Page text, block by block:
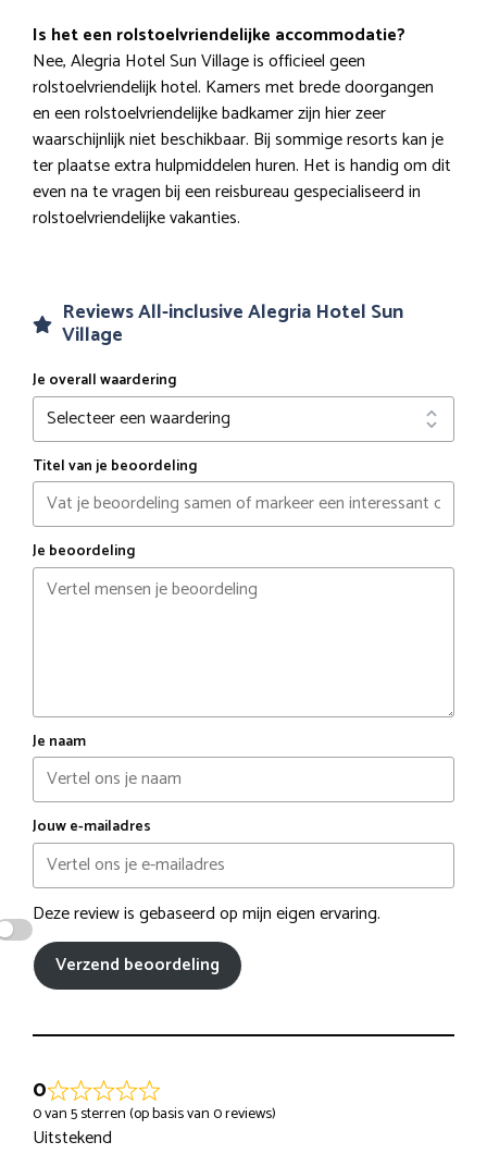
Is het een rolstoelvriendelijke accommodatie?
Nee, Alegria Hotel Sun Village is officieel geen
rolstoelvriendelijk hotel. Kamers met brede doorgangen
en een rolstoelvriendelijke badkamer zijn hier zeer
waarschijnlijk niet beschikbaar. Bij sommige resorts kan je
ter plaatse extra hulpmiddelen huren. Het is handig om dit
even na te vragen bij een reisbureau gespecialiseerd in
rolstoelvriendelijke vakanties.
Reviews All-inclusive Alegria Hotel Sun
Village
Je overall waardering
Titel van je beoordeling
Je beoordeling
Je naam
Jouw e-mailadres
Deze review is gebaseerd op mijn eigen ervaring.
Verzend beoordeling
0
0 van 5 sterren (op basis van 0 reviews)
Uitstekend